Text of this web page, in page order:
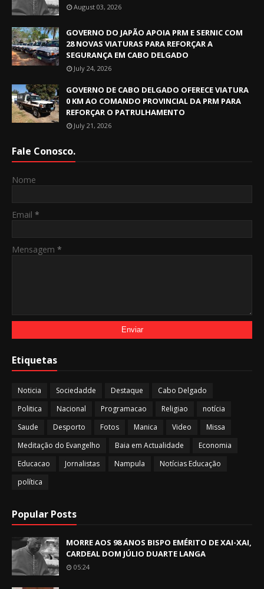
August 03, 2026
GOVERNO DO JAPÃO APOIA PRM E SERNIC COM
28 NOVAS VIATURAS PARA REFORÇAR A
SEGURANÇA EM CABO DELGADO
July 24, 2026
GOVERNO DE CABO DELGADO OFERECE VIATURA
0 KM AO COMANDO PROVINCIAL DA PRM PARA
REFORÇAR O PATRULHAMENTO
July 21, 2026
Fale Conosco.
Nome
Email *
Mensagem *
Etiquetas
Noticia Sociedadde Destaque
Cabo Delgado
Politica
Nacional Programacao Religiao
notícia
Saude
Desporto Fotos Manica Video
Missa
Meditação do Evangelho
Baia em Actualidade
Economia
Educacao
Jornalistas Nampula
Notícias Educação
política
Popular Posts
MORRE AOS 98 ANOS BISPO EMÉRITO DE XAI-XAI,
CARDEAL DOM JÚLIO DUARTE LANGA
05:24